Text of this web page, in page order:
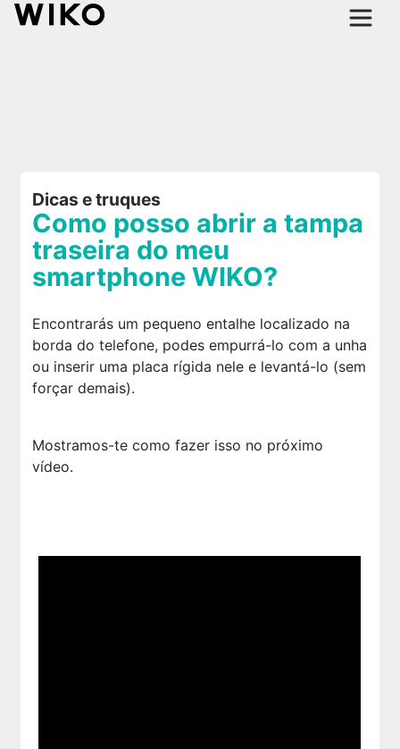
Dicas e truques
Como posso abrir a tampa
traseira do meu
smartphone WIKO?
Encontrarás um pequeno entalhe localizado na
borda do telefone, podes empurrá-lo com a unha
ou inserir uma placa rígida nele e levantá-lo (sem
forçar demais).
Mostramos-te como fazer isso no próximo
vídeo.